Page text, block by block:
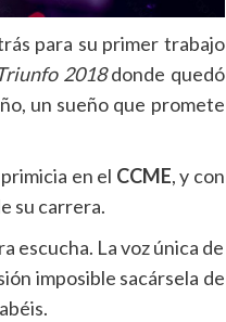
para su primer trabajo
2018donde quedó
un sueño que promete
en el CCME, y con
su carrera.
escucha. La voz única de
imposible sacársela de